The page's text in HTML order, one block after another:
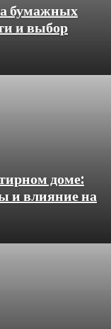
бумажных
и выбор
доме:
и влияние на